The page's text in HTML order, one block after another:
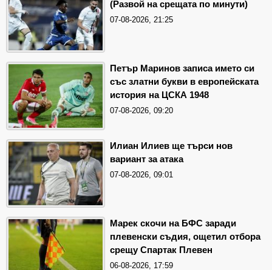
(Развой на срещата по минути)
07-08-2026, 21:25
Петър Маринов записа името си
със златни букви в европейската
история на ЦСКА 1948
07-08-2026, 09:20
Илиан Илиев ще търси нов
вариант за атака
07-08-2026, 09:01
Марек скочи на БФС заради
плевенски съдия, ощетил отбора
срещу Спартак Плевен
06-08-2026, 17:59